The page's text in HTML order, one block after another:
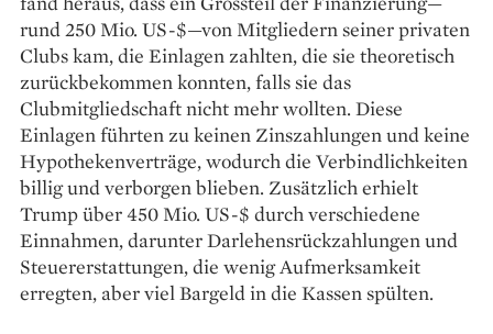
rund 250 Mio. US-$—von Mitgliedern seiner privaten
Clubs kam, die Einlagen zahlten, die sie theoretisch
zurückbekommen konnten, falls sie das
Clubmitgliedschaft nicht mehr wollten. Diese
Einlagen führten zu keinen Zinszahlungen und keine
Hypothekenverträge, wodurch die Verbindlichkeiten
billig und verborgen blieben. Zusätzlich erhielt
Trump über 450 Mio. US-$ durch verschiedene
Einnahmen, darunter Darlehensrückzahlungen und
Steuererstattungen, die wenig Aufmerksamkeit
erregten, aber viel Bargeld in die Kassen spülten.